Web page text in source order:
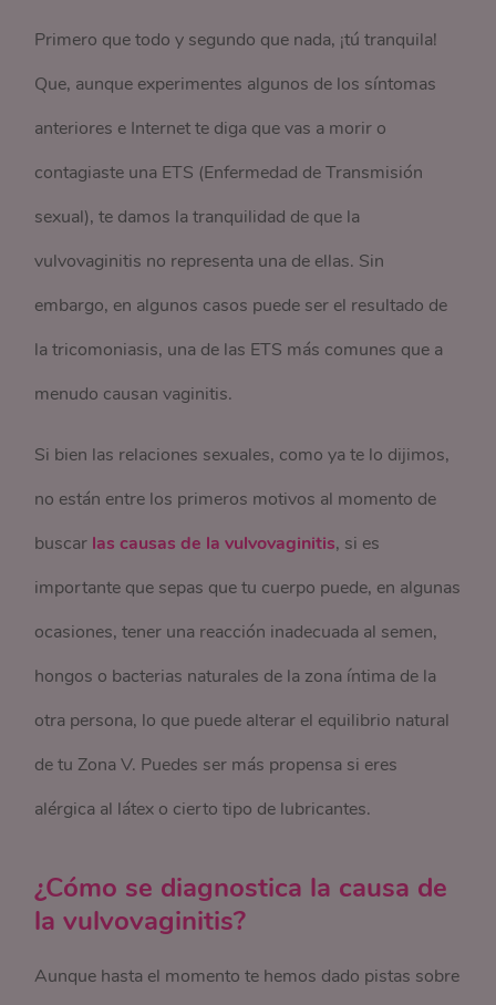
Primero que todo y segundo que nada, ¡tú tranquila!
Que, aunque experimentes algunos de los síntomas
anteriores e Internet te diga que vas a morir o
contagiaste una ETS (Enfermedad de Transmisión
sexual), te damos la tranquilidad de que la
vulvovaginitis no representa una de ellas. Sin
embargo, en algunos casos puede ser el resultado de
la tricomoniasis, una de las ETS más comunes que a
menudo causan vaginitis.
Si bien las relaciones sexuales, como ya te lo dijimos,
no están entre los primeros motivos al momento de
buscar las causas de la vulvovaginitis, si es
importante que sepas que tu cuerpo puede, en algunas
ocasiones, tener una reacción inadecuada al semen,
hongos o bacterias naturales de la zona íntima de la
otra persona, lo que puede alterar el equilibrio natural
de tu Zona V. Puedes ser más propensa si eres
alérgica al látex o cierto tipo de lubricantes.
¿Cómo se diagnostica la causa de
la vulvovaginitis?
Aunque hasta el momento te hemos dado pistas sobre